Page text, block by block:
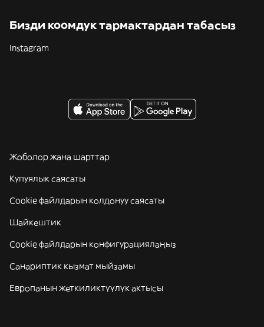
Бизди коомдук тармактардан табасыз
Instagram
Жоболор жана шарттар
Купуялык саясаты
Cookie файлдарын колдонуу саясаты
Шайкештик
Cookie файлдарын конфигурациялаңыз
Санариптик кызмат мыйзамы
Европанын жеткиликтүүлүк актысы